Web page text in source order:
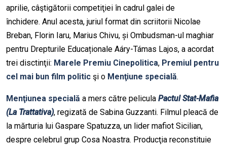
aprilie, câştigătorii competiţiei în cadrul galei de
închidere. Anul acesta, juriul format din scriitorii Nicolae
Breban, Florin Iaru, Marius Chivu, și Ombudsman-ul maghiar
pentru Drepturile Educaționale Aáry-Támas Lajos, a acordat
trei disctinţii: Marele Premiu Cinepolitica, Premiul pentru
cel mai bun film politic şi o Menţiune specială.
Menţiunea specială a mers către pelicula Pactul Stat-Mafia
(La Trattativa), regizată de Sabina Guzzanti. Filmul pleacă de
la mărturia lui Gaspare Spatuzza, un lider mafiot Sicilian,
despre celebrul grup Cosa Noastra. Producţia reconstituie